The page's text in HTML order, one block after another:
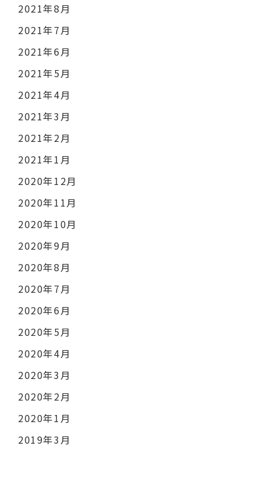
2021年8月
2021年7月
2021年6月
2021年5月
2021年4月
2021年3月
2021年2月
2021年1月
2020年12月
2020年11月
2020年10月
2020年9月
2020年8月
2020年7月
2020年6月
2020年5月
2020年4月
2020年3月
2020年2月
2020年1月
2019年3月